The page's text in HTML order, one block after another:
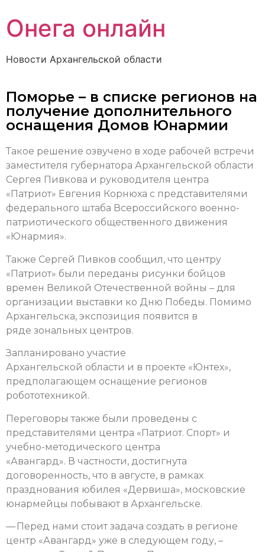
Онега онлайн
Новости Архангельской области
Поморье – в списке регионов на
получение дополнительного
оснащения Домов Юнармии
Такое решение озвучено в ходе рабочей встречи
заместителя губернатора Архангельской области
Сергея Пивкова и руководителя центра
«Патриот» Евгения Корнюха с представителями
федерального штаба Всероссийского военно-
патриотического общественного движения
«Юнармия».
Также Сергей Пивков сообщил, что центру
«Патриот» были переданы рисунки бойцов
времен Великой Отечественной войны – для
организации выставки ко Дню Победы. Помимо
Архангельска, экспозиция появится в
ряде зональных центров.
Запланировано участие
Архангельской области и в проекте «Юнтех»,
предполагающем оснащение регионов
робототехникой.
Переговоры также были проведены с
представителями центра «Патриот. Спорт» и
учебно-методического центра
«Авангард». В частности, достигнута
договоренность, что в августе, в рамках
празднования юбилея «Дервиша», московские
юнармейцы побывают в Архангельске.
— Перед нами стоит задача создать в регионе
центр «Авангард» уже в следующем году, –